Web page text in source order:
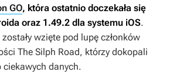
GO, która ostatnio doczekała się
oraz 1.49.2 dla systemu iOS.
wzięte pod lupę członków
The Silph Road, którzy dokopali
danych.